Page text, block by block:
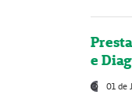
e
01 de